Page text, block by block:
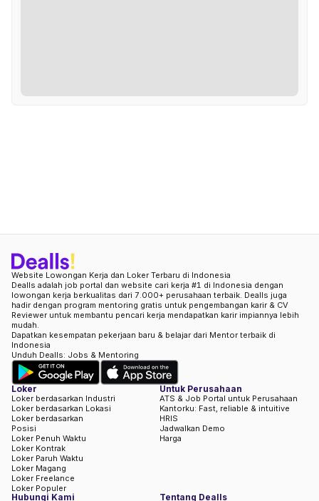
Website Lowongan Kerja dan Loker Terbaru di Indonesia
Dealls adalah job portal dan website cari kerja #1 di Indonesia dengan
lowongan kerja berkualitas dari 7.000+ perusahaan terbaik. Dealls juga
hadir dengan program mentoring gratis untuk pengembangan karir & CV
Reviewer untuk membantu pencari kerja mendapatkan karir impiannya lebih
mudah.
Dapatkan kesempatan pekerjaan baru & belajar dari Mentor terbaik di
Indonesia
Unduh Dealls: Jobs & Mentoring
Loker
Loker berdasarkan Industri
Loker berdasarkan Lokasi
Loker berdasarkan
Posisi
Loker Penuh Waktu
Loker Kontrak
Loker Paruh Waktu
Loker Magang
Loker Freelance
Loker Populer
Untuk Perusahaan
ATS & Job Portal untuk Perusahaan
Kantorku: Fast, reliable & intuitive
HRIS
Jadwalkan Demo
Harga
Hubungi Kami Tentang Dealls